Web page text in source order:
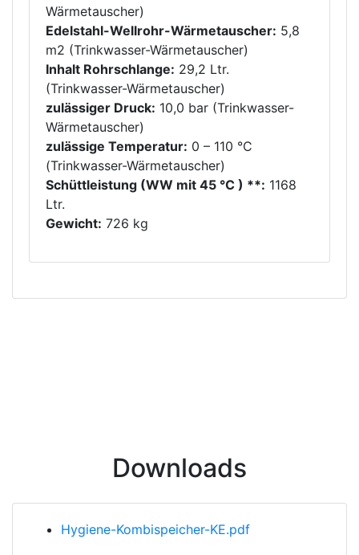
Wärmetauscher)
Edelstahl-Wellrohr-Wärmetauscher: 5,8
m2 (Trinkwasser-Wärmetauscher)
Inhalt Rohrschlange: 29,2 Ltr.
(Trinkwasser-Wärmetauscher)
zulässiger Druck: 10,0 bar (Trinkwasser-
Wärmetauscher)
zulässige Temperatur: 0 – 110 °C
(Trinkwasser-Wärmetauscher)
Schüttleistung (WW mit 45 °C ) **: 1168
Ltr.
Gewicht: 726 kg
Downloads
Hygiene-Kombispeicher-KE.pdf